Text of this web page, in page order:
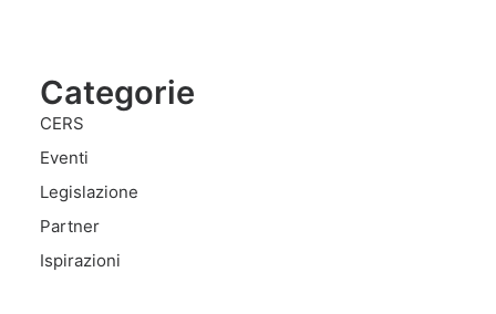
Categorie
CERS
Eventi
Legislazione
Partner
Ispirazioni